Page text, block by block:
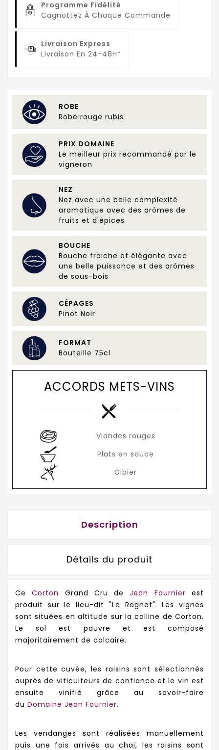
Programme Fidélité
Cagnottez À Chaque Commande
Livraison Express
Livraison En 24-48H*
ROBE
Robe rouge rubis
PRIX DOMAINE
Le meilleur prix recommandé par le
vigneron
NEZ
Nez avec une belle complexité
aromatique avec des arômes de
fruits et d'épices
BOUCHE
Bouche fraiche et élégante avec
une belle puissance et des arômes
de sous-bois
CÉPAGES
Pinot Noir
FORMAT
Bouteille 75cl
ACCORDS METS-VINS
Viandes rouges
Plats en sauce
Gibier
Description
Détails du produit
CeCorton Grand Cru deJean Fournier est
produit sur le lieu-dit "Le Rognet". Les vignes
sont situées en altitude sur la colline de Corton.
Le sol est pauvre et est composé
majoritairement de calcaire.
Pour cette cuvée, les raisins sont sélectionnés
auprès de viticulteurs de confiance et le vin est
ensuite vinifié grâce au savoir-faire
du Domaine Jean Fournier.
Les vendanges sont réalisées manuellement
puis une fois arrivés au chai, les raisins sont